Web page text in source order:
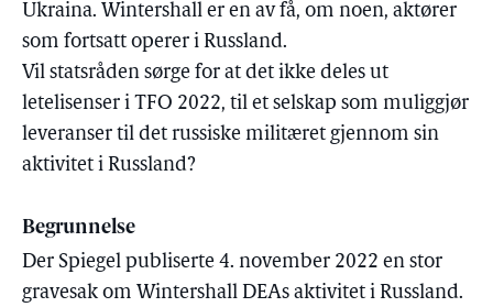
Ukraina. Wintershall er en av få, om noen, aktører
som fortsatt operer i Russland.
Vil statsråden sørge for at det ikke deles ut
letelisenser i TFO 2022, til et selskap som muliggjør
leveranser til det russiske militæret gjennom sin
aktivitet i Russland?
Begrunnelse
Der Spiegel publiserte 4. november 2022 en stor
gravesak om Wintershall DEAs aktivitet i Russland.